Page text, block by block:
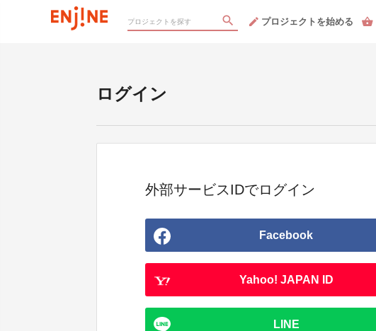
プロジェクトを始める
ログイン
外部サービスIDでログイン
Facebook
Yahoo! JAPAN ID
LINE